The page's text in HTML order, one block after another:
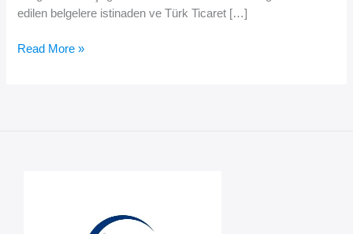
edilen belgelere istinaden ve Türk Ticaret […]
KVN
Read More »